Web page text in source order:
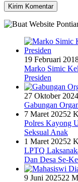
19 Februari
Marko Simic
Presiden
27 Oktober 2024
Gabungan
7 Maret 20252
Polres Kayong
Seksual Anak
1 Maret 20252
LPTQ
Dan Desa Se-
9 Juni 202522